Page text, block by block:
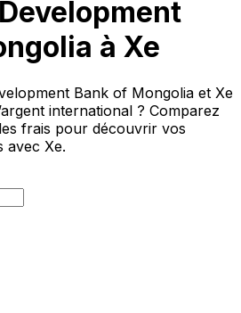
à Xe
Bank of Mongolia et Xe
international ? Comparez
frais pour découvrir vos
avec Xe.